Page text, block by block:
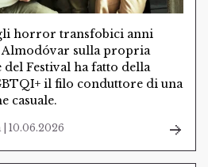
horror transfobici anni
sulla propria
del Festival ha fatto della
il filo conduttore di una
casuale.
10.06.2026